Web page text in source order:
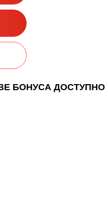
БОНУСА ДОСТУПНО